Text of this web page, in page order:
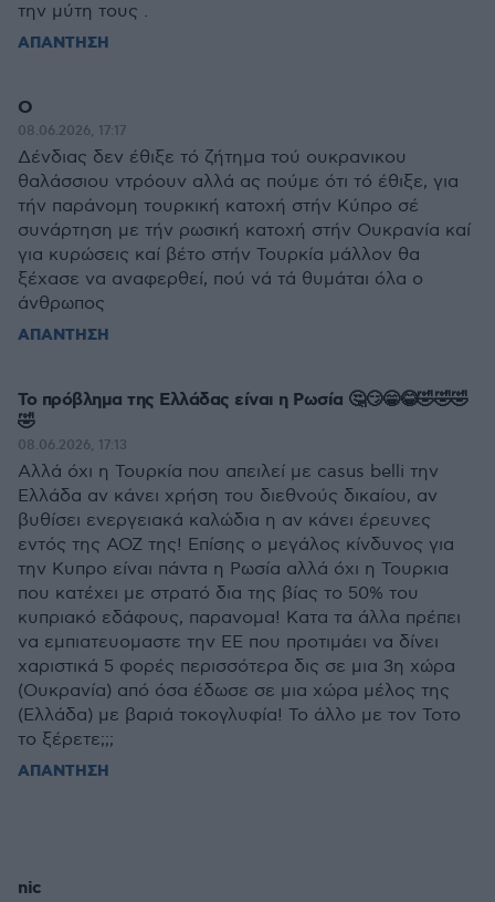
την μύτη τους .
ΑΠΑΝΤΗΣΗ
Ο
08.06.2026, 17:17
Δένδιας δεν έθιξε τό ζήτημα τού ουκρανικου
θαλάσσιου ντρόουν αλλά ας πούμε ότι τό έθιξε, για
τήν παράνομη τουρκική κατοχή στήν Κύπρο σέ
συνάρτηση με τήν ρωσική κατοχή στήν Ουκρανία καί
για κυρώσεις καί βέτο στήν Τουρκία μάλλον θα
ξέχασε να αναφερθεί, πού νά τά θυμάται όλα ο
άνθρωπος
ΑΠΑΝΤΗΣΗ
Το πρόβλημα της Ελλάδας είναι η Ρωσία 🤔😏😁😂🤣🤣🤣
🤣
08.06.2026, 17:13
Αλλά όχι η Τουρκία που απειλεί με casus belli την
Ελλάδα αν κάνει χρήση του διεθνούς δικαίου, αν
βυθίσει ενεργειακά καλώδια η αν κάνει έρευνες
εντός της ΑΟΖ της! Επίσης ο μεγάλος κίνδυνος για
την Κυπρο είναι πάντα η Ρωσία αλλά όχι η Τουρκια
που κατέχει με στρατό δια της βίας το 50% του
κυπριακό εδάφους, παρανομα! Κατα τα άλλα πρέπει
να εμπιατευομαστε την ΕΕ που προτιμάει να δίνει
χαριστικά 5 φορές περισσότερα δις σε μια 3η χώρα
(Ουκρανία) από όσα έδωσε σε μια χώρα μέλος της
(Ελλάδα) με βαριά τοκογλυφία! Το άλλο με τον Τοτο
το ξέρετε;;;
ΑΠΑΝΤΗΣΗ
nic